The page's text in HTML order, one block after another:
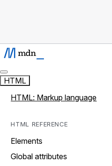
HTML
HTML: Markup language
HTML REFERENCE
Elements
Global attributes